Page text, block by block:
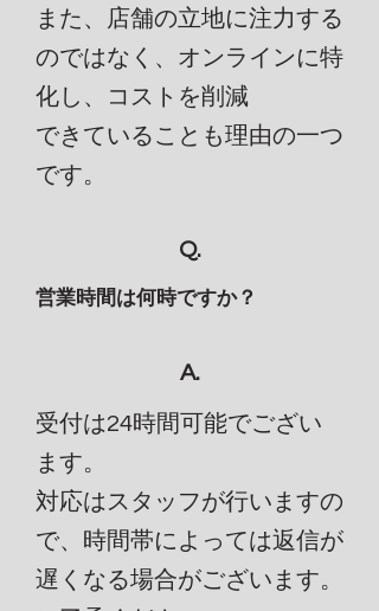
​また、店舗の立地に注力する
のではなく、オンラインに特
化し、コストを削減
できていることも理由の一つ
です。
Q.
営業時間は何時ですか？
A.
受付は24時間可能でござい
ます。
対応はスタッフが行いますの
で、時間帯によっては返信が
遅くなる場合がございます。